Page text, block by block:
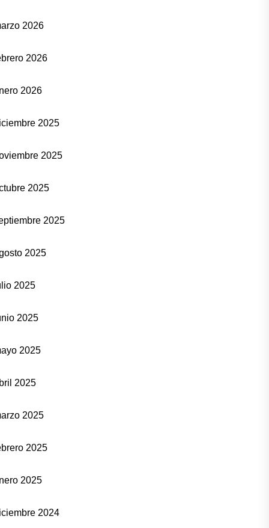
2026
2026
2026
2025
2025
2025
2025
2025
2025
2025
2025
2025
2025
2025
2025
2024